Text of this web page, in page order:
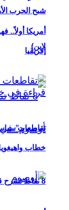
شبح الحرب
لاين)
8 نقاط تشرح
أمريكا
إفريقيا
تقاطعات
خطاب